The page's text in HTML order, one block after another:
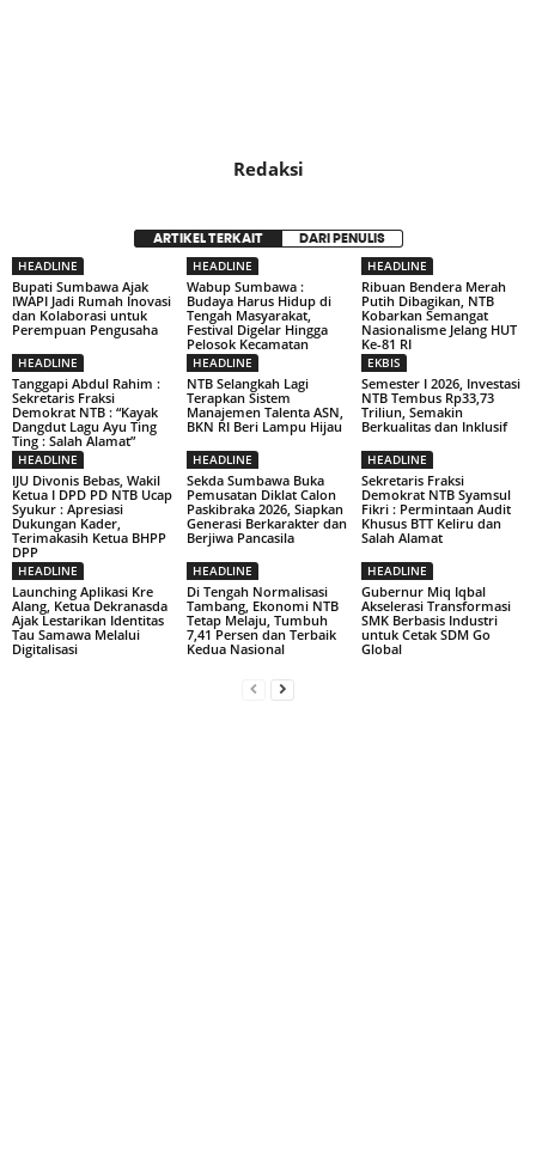
Redaksi
ARTIKEL TERKAIT DARI PENULIS
HEADLINE
Bupati Sumbawa Ajak
IWAPI Jadi Rumah Inovasi
dan Kolaborasi untuk
Perempuan Pengusaha
HEADLINE
Wabup Sumbawa :
Budaya Harus Hidup di
Tengah Masyarakat,
Festival Digelar Hingga
Pelosok Kecamatan
HEADLINE
Ribuan Bendera Merah
Putih Dibagikan, NTB
Kobarkan Semangat
Nasionalisme Jelang HUT
Ke-81 RI
HEADLINE
Tanggapi Abdul Rahim :
Sekretaris Fraksi
Demokrat NTB : “Kayak
Dangdut Lagu Ayu Ting
Ting : Salah Alamat”
HEADLINE
NTB Selangkah Lagi
Terapkan Sistem
Manajemen Talenta ASN,
BKN RI Beri Lampu Hijau
EKBIS
Semester I 2026, Investasi
NTB Tembus Rp33,73
Triliun, Semakin
Berkualitas dan Inklusif
HEADLINE
IJU Divonis Bebas, Wakil
Ketua I DPD PD NTB Ucap
Syukur : Apresiasi
Dukungan Kader,
Terimakasih Ketua BHPP
DPP
HEADLINE
Sekda Sumbawa Buka
Pemusatan Diklat Calon
Paskibraka 2026, Siapkan
Generasi Berkarakter dan
Berjiwa Pancasila
HEADLINE
Sekretaris Fraksi
Demokrat NTB Syamsul
Fikri : Permintaan Audit
Khusus BTT Keliru dan
Salah Alamat
HEADLINE
Launching Aplikasi Kre
Alang, Ketua Dekranasda
Ajak Lestarikan Identitas
Tau Samawa Melalui
Digitalisasi
HEADLINE
Di Tengah Normalisasi
Tambang, Ekonomi NTB
Tetap Melaju, Tumbuh
7,41 Persen dan Terbaik
Kedua Nasional
HEADLINE
Gubernur Miq Iqbal
Akselerasi Transformasi
SMK Berbasis Industri
untuk Cetak SDM Go
Global